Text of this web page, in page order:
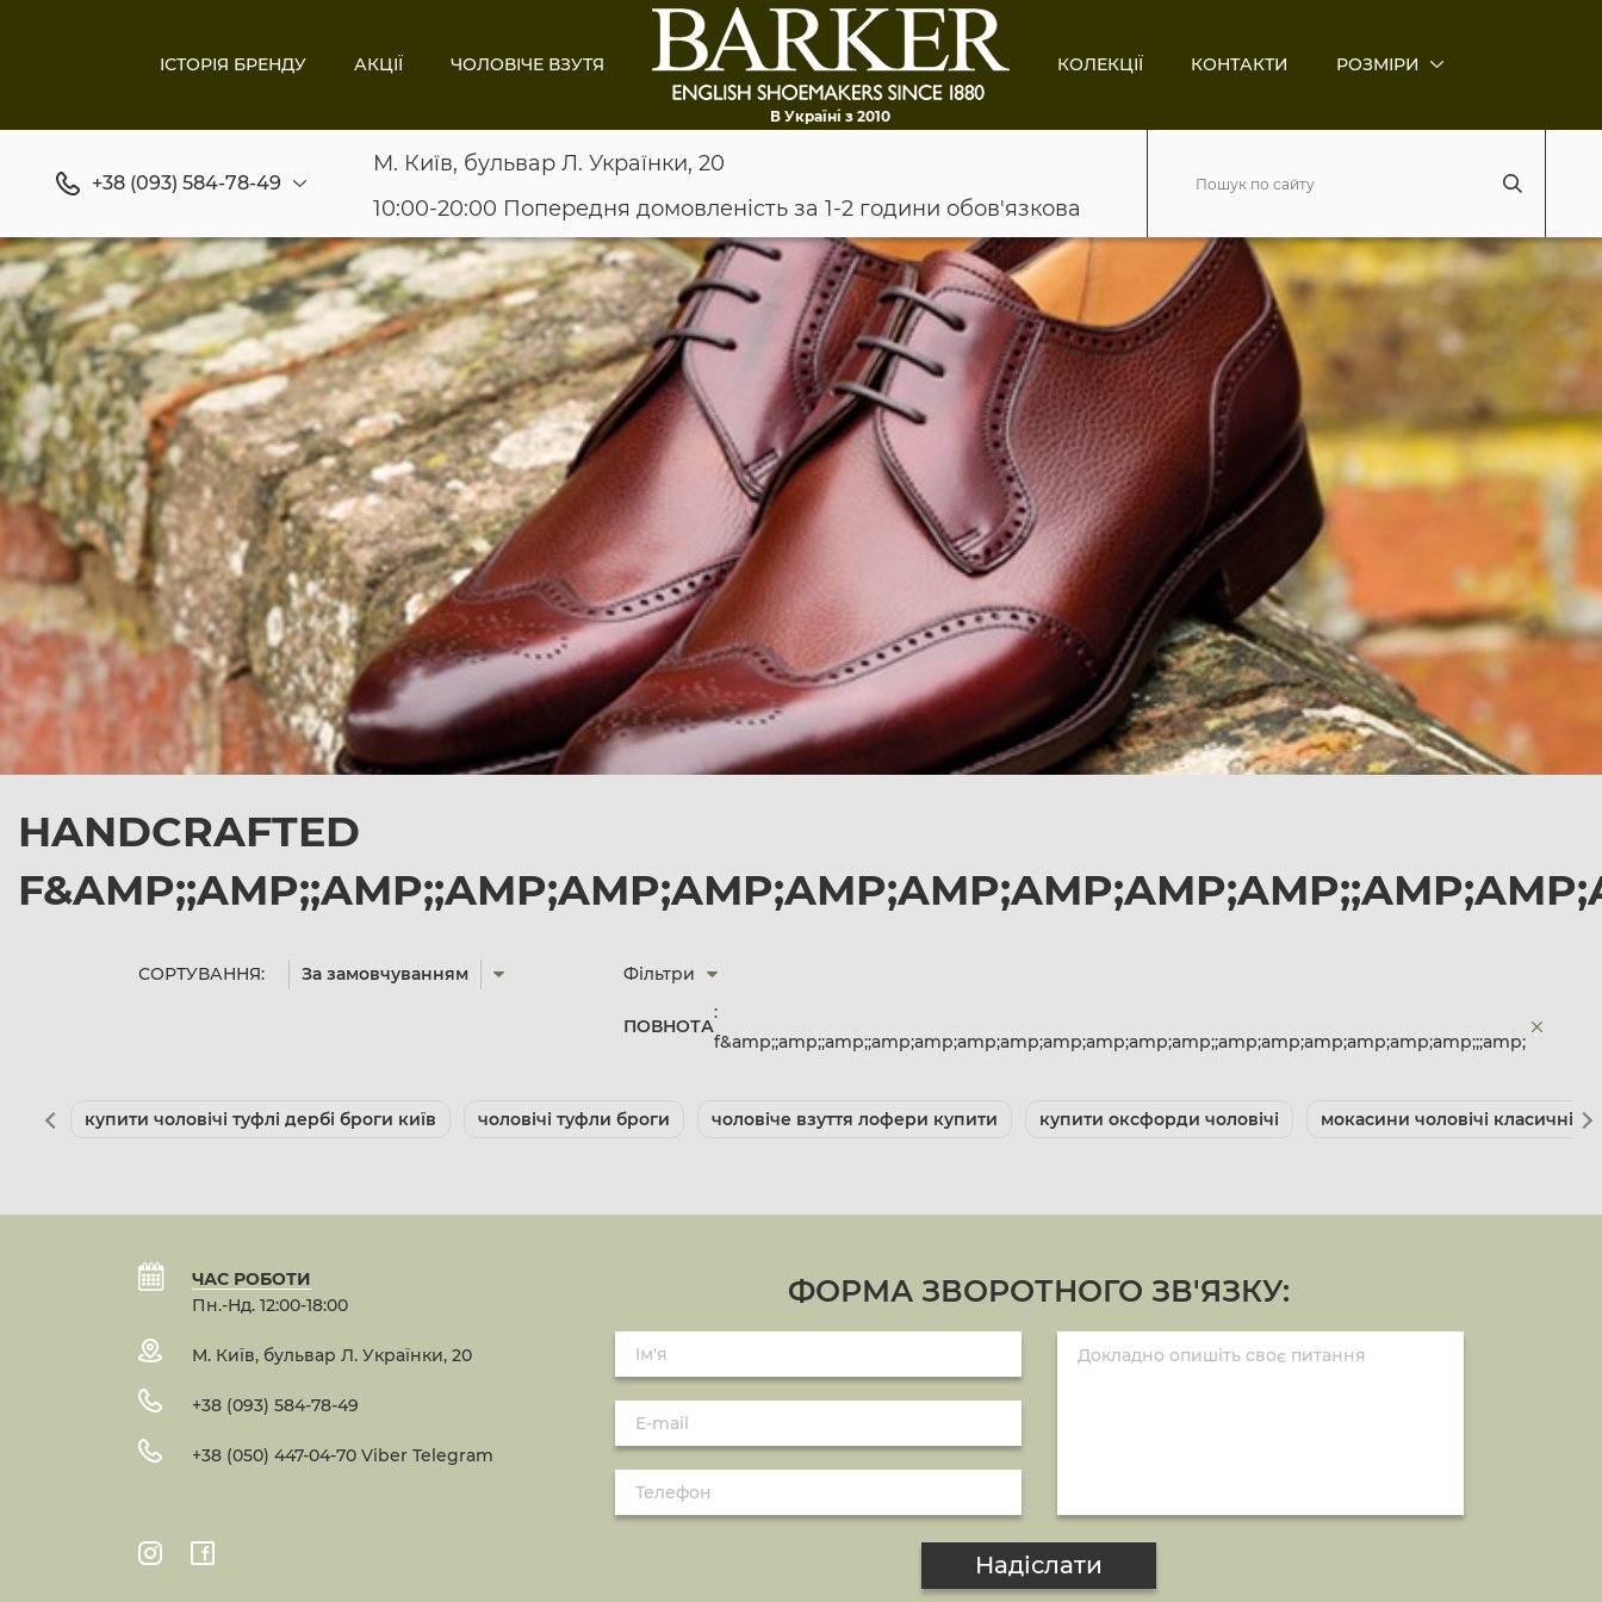
ІСТОРІЯ БРЕНДУ АКЦІЇ ЧОЛОВІЧЕ ВЗУТЯ
В Україні з 2010
КОЛЕКЦІЇ КОНТАКТИ РОЗМІРИ
+38 (093) 584-78-49
М. Київ, бульвар Л. Українки, 20
10:00-20:00 Попередня домовленість за 1-2 години обов'язкова
HANDCRAFTED
СОРТУВАННЯ: За замовчуванням Фільтри
ПОВНОТА
:
f&amp;;amp;;amp;;amp;amp;amp;amp;amp;amp;amp;amp;;amp;amp;amp;amp;amp;amp;;;amp;
купити чоловічі туфлі дербі броги київ чоловічі туфли броги чоловіче взуття лофери купити купити оксфорди чоловічі мокасини чоловічі класичні
ЧАС РОБОТИ
Пн.-Нд. 12:00-18:00
М. Київ, бульвар Л. Українки, 20
+38 (093) 584-78-49
+38 (050) 447-04-70 Viber Telegram
ФОРМА ЗВОРОТНОГО ЗВ'ЯЗКУ:
Надіслати